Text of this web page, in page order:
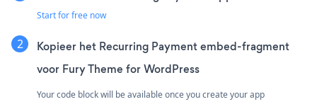
Start for free now
Kopieer het Recurring Payment embed-fragment
voor Fury Theme for WordPress
Your code block will be available once you create your app